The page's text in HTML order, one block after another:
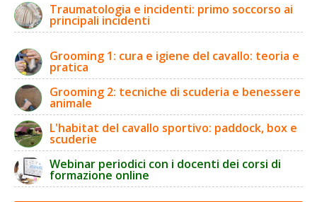
Traumatologia e incidenti: primo soccorso ai
principali incidenti
Grooming 1: cura e igiene del cavallo: teoria e
pratica
Grooming 2: tecniche di scuderia e benessere
animale
L'habitat del cavallo sportivo: paddock, box e
scuderie
Webinar periodici con i docenti dei corsi di
formazione online